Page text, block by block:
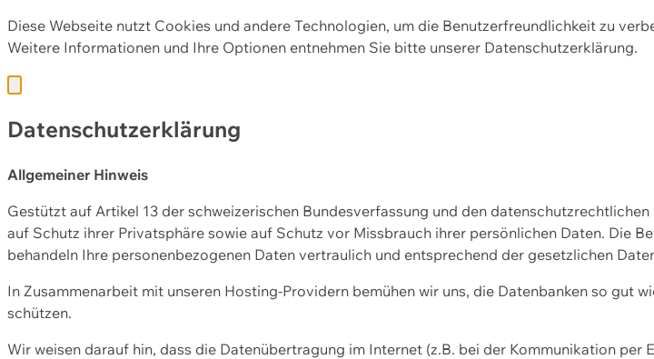
Diese Webseite nutzt Cookies und andere Technologien, um die Benutzerfreundlichkeit zu
Weitere Informationen und Ihre Optionen entnehmen Sie bitte unserer Datenschutzerklärung.
Datenschutzerklärung
Allgemeiner Hinweis
Gestützt auf Artikel 13 der schweizerischen Bundesverfassung und den
auf Schutz ihrer Privatsphäre sowie auf Schutz vor Missbrauch ihrer persönlichen Daten. Die
behandeln Ihre personenbezogenen Daten vertraulich und entsprechend der gesetzlichen
In Zusammenarbeit mit unseren Hosting-Providern bemühen wir uns, die Datenbanken so gut
schützen.
Wir weisen darauf hin, dass die Datenübertragung im Internet (z.B. bei der Kommunikation